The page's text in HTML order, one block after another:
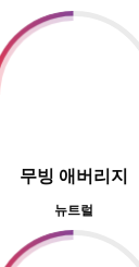
무빙 애버리지
뉴트럴